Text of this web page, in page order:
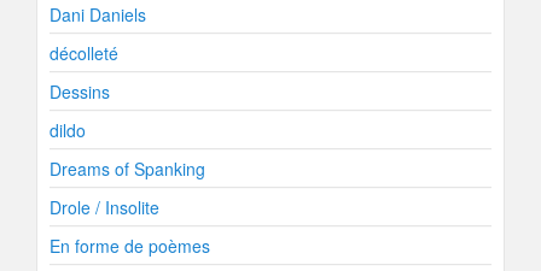
Dani Daniels
décolleté
Dessins
dildo
Dreams of Spanking
Drole / Insolite
En forme de poèmes